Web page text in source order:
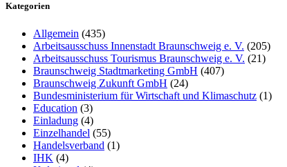
Kategorien
Allgemein (435)
Arbeitsausschuss Innenstadt Braunschweig e. V. (205)
Arbeitsausschuss Tourismus Braunschweig e. V. (21)
Braunschweig Stadtmarketing GmbH (407)
Braunschweig Zukunft GmbH (24)
Bundesministerium für Wirtschaft und Klimaschutz (1)
Education (3)
Einladung (4)
Einzelhandel (55)
Handelsverband (1)
IHK (4)